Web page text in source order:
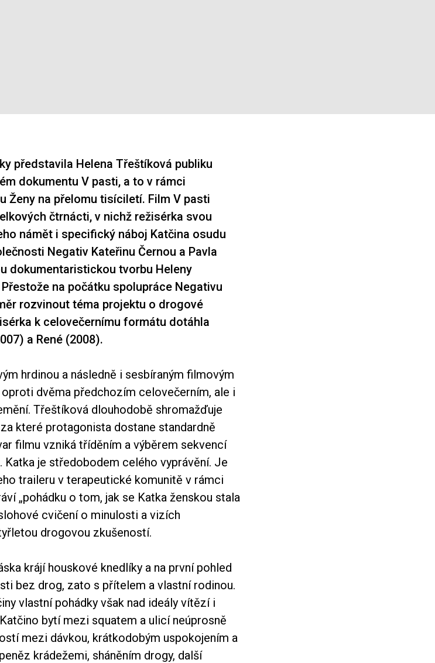
představila Helena Třeštíková publiku
dokumentu V pasti, a to v rámci
Ženy na přelomu tisíciletí. Film V pasti
čtrnácti, v nichž režisérka svou
námět i specifický náboj Katčina osudu
Negativ Kateřinu Černou a Pavla
dokumentaristickou tvorbu Heleny
na počátku spolupráce Negativu
rozvinout téma projektu o drogové
k celovečernímu formátu dotáhla
a René (2008).
hrdinou a následně i sesbíraným filmovým
oproti dvěma předchozím celovečerním, ale i
Třeštíková dlouhodobě shromažďuje
které protagonista dostane standardně
filmu vzniká tříděním a výběrem sekvencí
Katka je středobodem celého vyprávění. Je
traileru v terapeutické komunitě v rámci
„pohádku o tom, jak se Katka ženskou stala
cvičení o minulosti a vizích
drogovou zkušeností.
krájí houskové knedlíky a na první pohled
bez drog, zato s přítelem a vlastní rodinou.
vlastní pohádky však nad ideály vítězí i
bytí mezi squatem a ulicí neúprosně
mezi dávkou, krátkodobým uspokojením a
krádežemi, sháněním drogy, další